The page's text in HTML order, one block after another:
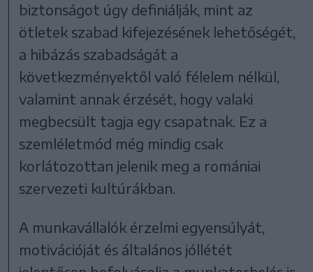
biztonságot úgy definiálják, mint az
ötletek szabad kifejezésének lehetőségét,
a hibázás szabadságát a
következményektől való félelem nélkül,
valamint annak érzését, hogy valaki
megbecsült tagja egy csapatnak. Ez a
szemléletmód még mindig csak
korlátozottan jelenik meg a romániai
szervezeti kultúrákban.
A munkavállalók érzelmi egyensúlyát,
motivációját és általános jóllétét